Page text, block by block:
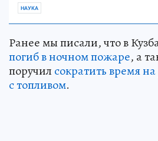
НАУКА
Ранее мы писали, что в
погиб в ночном пожаре, а
поручил сократить время
с топливом.